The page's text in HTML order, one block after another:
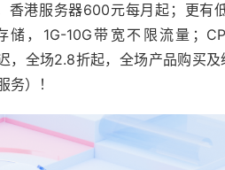
港服务器600元每月起；更有
，1G-10G带宽不限流量；
全场2.8折起，全场产品购买及
）！